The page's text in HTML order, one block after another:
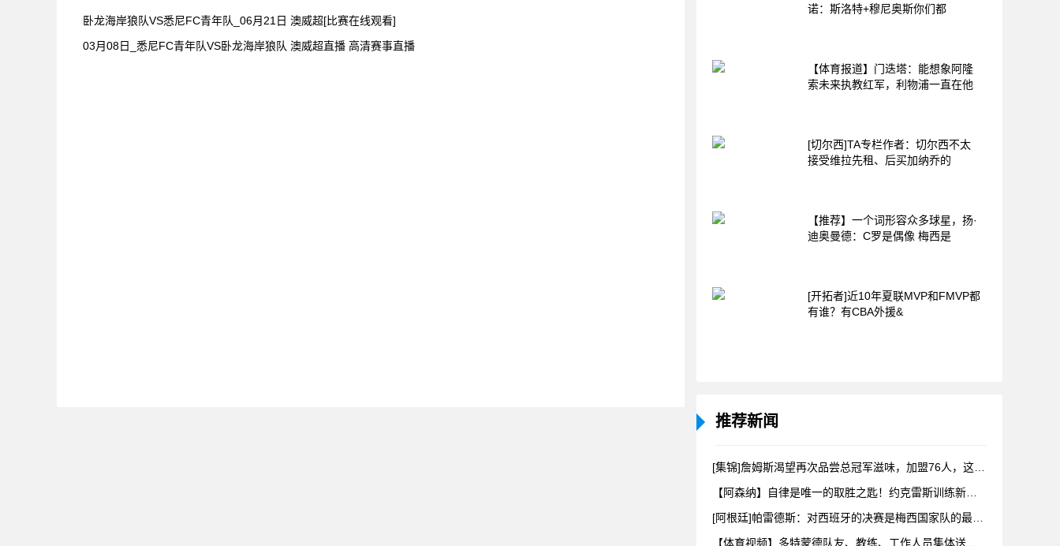
卧龙海岸狼队VS悉尼FC青年队_06月21日 澳威超[比赛在线观看]
03月08日_悉尼FC青年队VS卧龙海岸狼队 澳威超直播 高清赛事直播
诺：斯洛特+穆尼奥斯你们都
【体育报道】门迭塔：能想象阿隆
索未来执教红军，利物浦一直在他
[切尔西]TA专栏作者：切尔西不太
接受维拉先租、后买加纳乔的
【推荐】一个词形容众多球星，扬·
迪奥曼德：C罗是偶像 梅西是
[开拓者]近10年夏联MVP和FMVP都
有谁？有CBA外援&
推荐新闻